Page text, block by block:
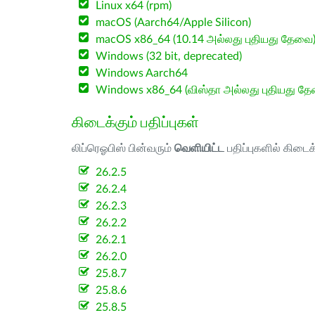
Linux x64 (rpm)
macOS (Aarch64/Apple Silicon)
macOS x86_64 (10.14 அல்லது புதியது தேவை)
Windows (32 bit, deprecated)
Windows Aarch64
Windows x86_64 (விஸ்தா அல்லது புதியது
கிடைக்கும் பதிப்புகள்
லிப்ரெஓபிஸ் பின்வரும் வெளியிட்ட பதிப்புகளில்
26.2.5
26.2.4
26.2.3
26.2.2
26.2.1
26.2.0
25.8.7
25.8.6
25.8.5